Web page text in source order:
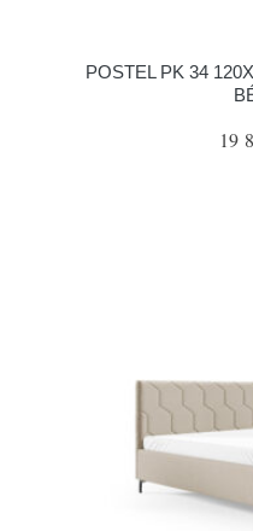
POSTEL PK 34
19